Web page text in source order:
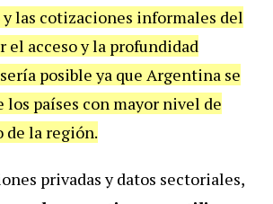
las cotizaciones informales del
el acceso y la profundidad
posible ya que Argentina se
países con mayor nivel de
de la región.
privadas y datos sectoriales,